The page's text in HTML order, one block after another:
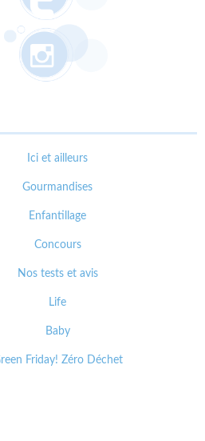
Ici et ailleurs
Gourmandises
Enfantillage
Concours
Nos tests et avis
Life
Baby
Friday! Zéro Déchet